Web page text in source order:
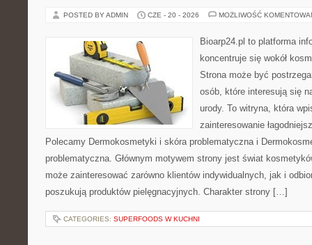
POSTED BY ADMIN CZE - 20 - 2026 MOŻLIWOŚĆ
Bioarp24.pl to platforma
koncentruje się wokół
Strona może być
osób, które interesują się
urody. To witryna, która
zainteresowanie
Polecamy Dermokosmetyki i skóra problematyczna i
problematyczna. Głównym motywem strony jest świat
może zainteresować zarówno klientów indywidualnych, jak i
poszukują produktów pielęgnacyjnych. Charakter strony […]
CATEGORIES: SUPERFOODS W KUCHNI